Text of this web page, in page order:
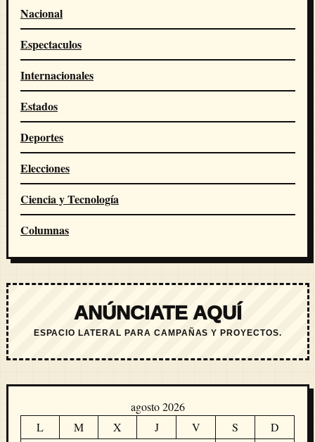
Nacional
Espectaculos
Internacionales
Estados
Deportes
Elecciones
Ciencia y Tecnología
Columnas
ANÚNCIATE AQUÍ
ESPACIO LATERAL PARA CAMPAÑAS Y PROYECTOS.
agosto 2026
L
M X J V S
D